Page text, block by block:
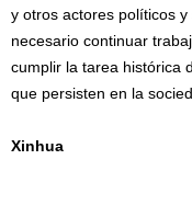
y otros actores políticos
necesario continuar
cumplir la tarea histórica
que persisten en la
Xinhua